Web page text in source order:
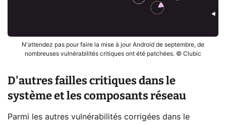
N'attendez pas pour faire la mise à jour Android de septembre, de
nombreuses vulnérabilités critiques ont été patchées. © Clubic
D'autres failles critiques dans le
système et les composants réseau
Parmi les autres vulnérabilités corrigées dans le